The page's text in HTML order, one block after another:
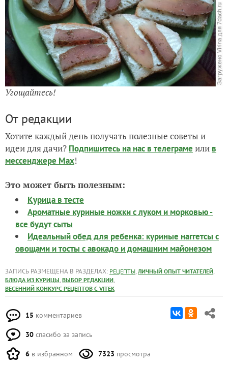
Угощайтесь!
От редакции
Хотите каждый день получать полезные советы и
идеи для дачи? Подпишитесь на нас в телеграме или в
мессенджере Max!
Это может быть полезным:
Курица в тесте
Ароматные куриные ножки с луком и морковью -
все будут сыты
Идеальный обед для ребенка: куриные наггетсы с
овощами и тосты с авокадо и домашним майонезом
ЗАПИСЬ РАЗМЕЩЕНА В РАЗДЕЛАХ: РЕЦЕПТЫ, ЛИЧНЫЙ ОПЫТ ЧИТАТЕЛЕЙ,
БЛЮДА ИЗ КУРИЦЫ, ВЫБОР РЕДАКЦИИ,
ВЕСЕННИЙ КОНКУРС РЕЦЕПТОВ С VITEK
15 комментариев
30 спасибо за запись
6 в избранном 7323 просмотра